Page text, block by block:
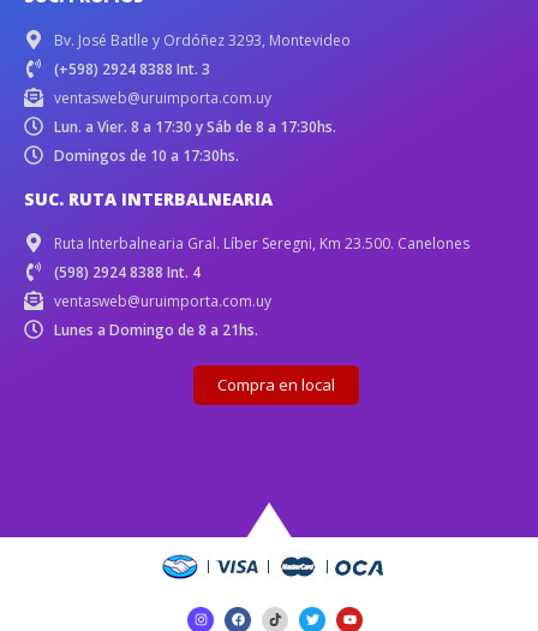
Bv. José Batlle y Ordóñez 3293, Montevideo
(+598) 2924 8388 Int. 3
ventasweb@uruimporta.com.uy
Lun. a Vier. 8 a 17:30 y Sáb de 8 a 17:30hs.
Domingos de 10 a 17:30hs.
SUC. RUTA INTERBALNEARIA
Ruta Interbalnearia Gral. Líber Seregni, Km 23.500. Canelones
(598) 2924 8388 Int. 4
ventasweb@uruimporta.com.uy
Lunes a Domingo de 8 a 21hs.
Compra en local